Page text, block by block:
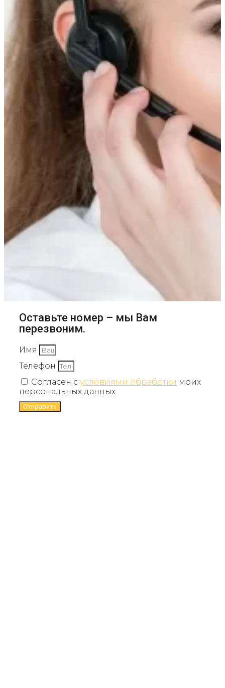
Оставьте номер – мы Вам
перезвоним.
Имя
Телефон
Согласен с условиями обработки моих
персональных данных.
Отправить